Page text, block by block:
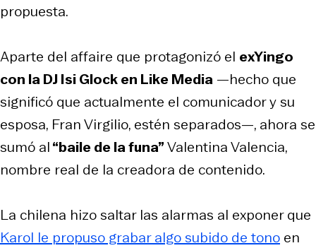
propuesta.
Aparte del affaire que protagonizó el exYingo
con la DJ Isi Glock en Like Media —hecho que
significó que actualmente el comunicador y su
esposa, Fran Virgilio, estén separados—, ahora se
sumó al“baile de la funa”Valentina Valencia,
nombre real de la creadora de contenido.
La chilena hizo saltar las alarmas al exponer que
Karol le propuso grabar algo subido de tono en